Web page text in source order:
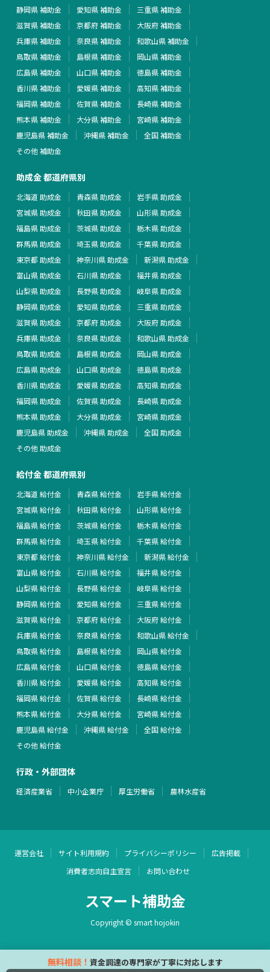
静岡県 補助金
愛知県 補助金
三重県 補助金
滋賀県 補助金
京都府 補助金
大阪府 補助金
兵庫県 補助金
奈良県 補助金
和歌山県 補助金
鳥取県 補助金
島根県 補助金
岡山県 補助金
広島県 補助金
山口県 補助金
徳島県 補助金
香川県 補助金
愛媛県 補助金
高知県 補助金
福岡県 補助金
佐賀県 補助金
長崎県 補助金
熊本県 補助金
大分県 補助金
宮崎県 補助金
鹿児島県 補助金
沖縄県 補助金
全国 補助金
その他 補助金
助成金 都道府県別
北海道 助成金 青森県 助成金
岩手県 助成金
宮城県 助成金
秋田県 助成金
山形県 助成金
福島県 助成金
茨城県 助成金
栃木県 助成金
群馬県 助成金
埼玉県 助成金
千葉県 助成金
東京都 助成金
神奈川県 助成金
新潟県 助成金
富山県 助成金
石川県 助成金
福井県 助成金
山梨県 助成金
長野県 助成金
岐阜県 助成金
静岡県 助成金
愛知県 助成金
三重県 助成金
滋賀県 助成金
京都府 助成金
大阪府 助成金
兵庫県 助成金
奈良県 助成金
和歌山県 助成金
鳥取県 助成金
島根県 助成金
岡山県 助成金
広島県 助成金
山口県 助成金
徳島県 助成金
香川県 助成金
愛媛県 助成金
高知県 助成金
福岡県 助成金
佐賀県 助成金
長崎県 助成金
熊本県 助成金
大分県 助成金
宮崎県 助成金
鹿児島県 助成金
沖縄県 助成金
全国 助成金
その他 助成金
給付金 都道府県別
北海道 給付金 青森県 給付金
岩手県 給付金
宮城県 給付金
秋田県 給付金
山形県 給付金
福島県 給付金
茨城県 給付金
栃木県 給付金
群馬県 給付金
埼玉県 給付金
千葉県 給付金
東京都 給付金
神奈川県 給付金
新潟県 給付金
富山県 給付金
石川県 給付金
福井県 給付金
山梨県 給付金
長野県 給付金
岐阜県 給付金
静岡県 給付金
愛知県 給付金
三重県 給付金
滋賀県 給付金
京都府 給付金
大阪府 給付金
兵庫県 給付金
奈良県 給付金
和歌山県 給付金
鳥取県 給付金
島根県 給付金
岡山県 給付金
広島県 給付金
山口県 給付金
徳島県 給付金
香川県 給付金
愛媛県 給付金
高知県 給付金
福岡県 給付金
佐賀県 給付金
長崎県 給付金
熊本県 給付金
大分県 給付金
宮崎県 給付金
鹿児島県 給付金
沖縄県 給付金
全国 給付金
その他 給付金
行政・外部団体
経済産業省 中小企業庁 厚生労働省 農林水産省
運営会社 サイト利用規約 プライバシーポリシー
広告掲載
消費者志向自主宣言
お問い合わせ
スマート補助金
Copyright © smart hojokin
無料相談！ 資金調達の専門家が丁寧に対応します